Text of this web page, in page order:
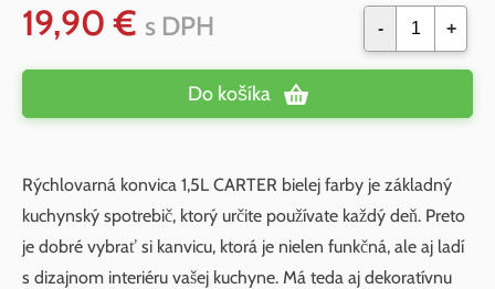
19,90 € s DPH - +
Do košíka
Rýchlovarná konvica 1,5L CARTER bielej farby je základný
kuchynský spotrebič, ktorý určite používate každý deň. Preto
je dobré vybrať si kanvicu, ktorá je nielen funkčná, ale aj ladí
s dizajnom interiéru vašej kuchyne. Má teda aj dekoratívnu